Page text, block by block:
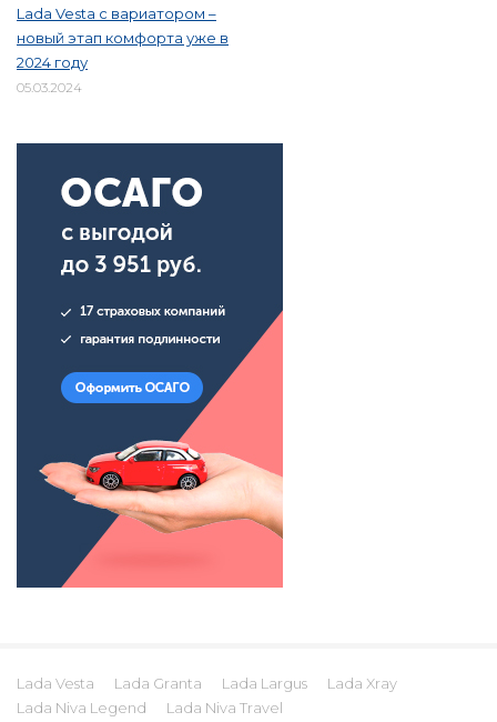
Lada Vesta с вариатором –
новый этап комфорта уже в
2024 году
05.03.2024
Lada Vesta Lada Granta Lada Largus
Lada Xray
Lada Niva Legend
Lada Niva Travel